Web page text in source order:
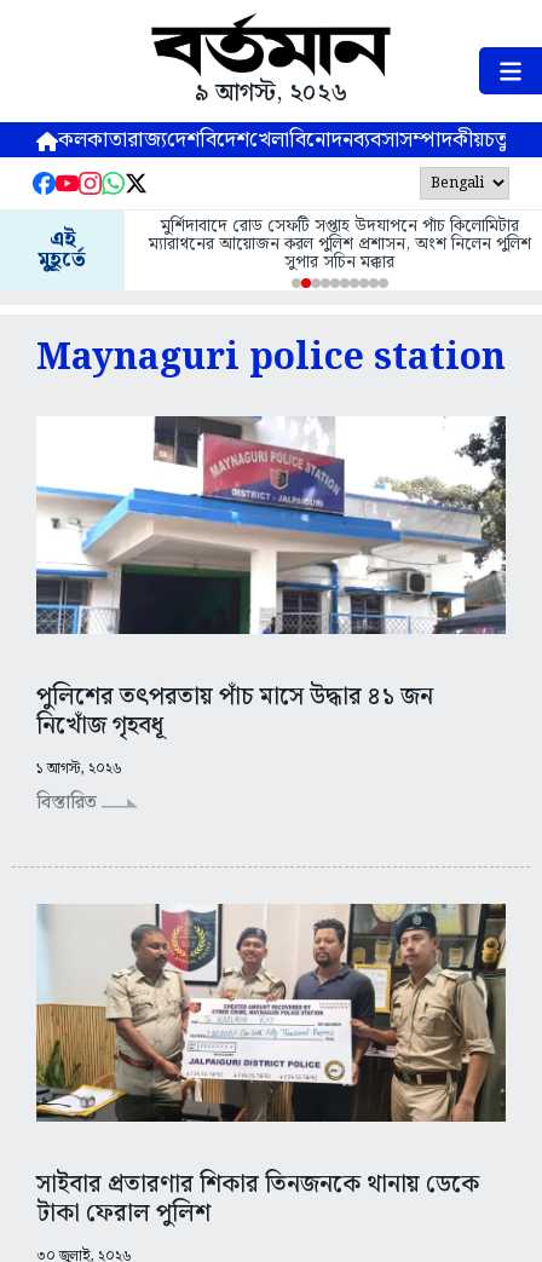
৯ আগস্ট, ২০২৬
কলকাতারাজ্যদেশবিদেশখেলাবিনোদনব্যবসাসম্পাদকীয়
এই
মুহূর্তে
মুর্শিদাবাদে রোড সেফটি সপ্তাহ উদযাপনে পাঁচ কিলোমিটার
ম্যারাথনের আয়োজন করল পুলিশ প্রশাসন, অংশ নিলেন পুলিশ
সুপার সচিন মক্কার
Maynaguri police station
পুলিশের তৎপরতায় পাঁচ মাসে উদ্ধার ৪১ জন
নিখোঁজ গৃহবধূ
১ আগস্ট, ২০২৬
বিস্তারিত
সাইবার প্রতারণার শিকার তিনজনকে থানায় ডেকে
টাকা ফেরাল পুলিশ
৩০ জুলাই, ২০২৬